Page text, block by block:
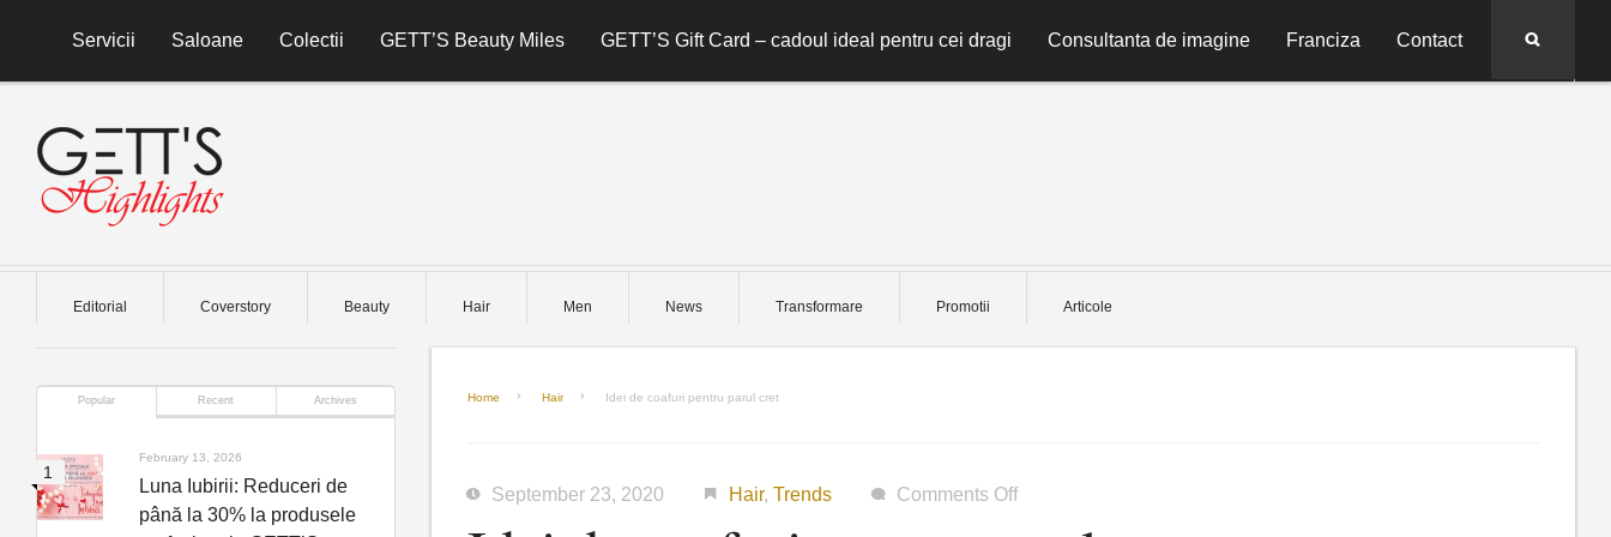
Servicii
Saloane Colectii GETT’S Beauty Miles GETT’S Gift Card – cadoul ideal pentru cei dragi Consultanta de imagine Franciza Contact
Editorial Coverstory Beauty Hair Men News Transformare Promotii Articole
Home Hair Idei de coafuri pentru parul cret
September 23, 2020 Hair, Trends Comments Offon
Popular Recent Archives
February 13, 2026
Luna Iubirii: Reduceri de
până la 30% la produsele